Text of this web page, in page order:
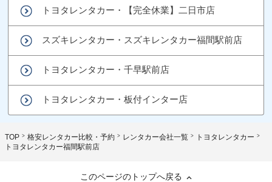
トヨタレンタカー・【完全休業】二日市店
スズキレンタカー・スズキレンタカー福間駅前店
トヨタレンタカー・千早駅前店
トヨタレンタカー・板付インター店
TOP 格安レンタカー比較・予約 レンタカー会社一覧
トヨタレンタカー
トヨタレンタカー福間駅前店
このページのトップへ戻る